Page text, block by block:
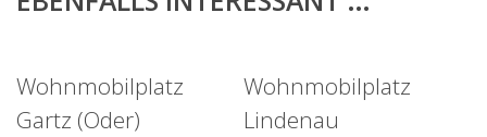
Wohnmobilplatz
Gartz (Oder)
Wohnmobilplatz
Lindenau